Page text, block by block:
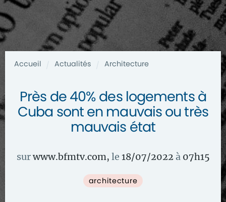
Accueil Actualités Architecture
Près de 40% des logements à
Cuba sont en mauvais ou très
mauvais état
surwww.bfmtv.com, le 18/07/2022 à 07h15
architecture